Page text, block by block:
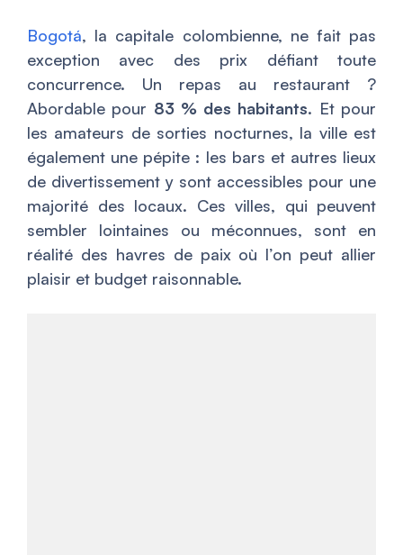
Bogotá, la capitale colombienne, ne fait pas
exception avec des prix défiant toute
concurrence. Un repas au restaurant ?
Abordable pour 83 % des habitants. Et pour
les amateurs de sorties nocturnes, la ville est
également une pépite : les bars et autres lieux
de divertissement y sont accessibles pour une
majorité des locaux. Ces villes, qui peuvent
sembler lointaines ou méconnues, sont en
réalité des havres de paix où l’on peut allier
plaisir et budget raisonnable.